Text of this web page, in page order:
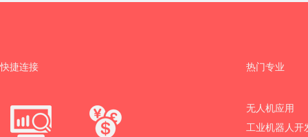
快捷连接 热门专业
无人机应用
工业机器人开